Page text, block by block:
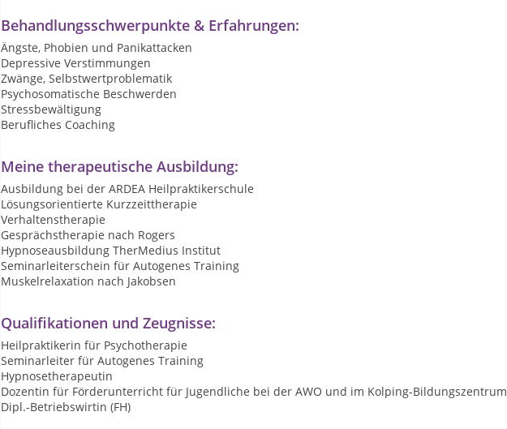
Behandlungsschwerpunkte & Erfahrungen:
Ängste, Phobien und Panikattacken
Depressive Verstimmungen
Zwänge, Selbstwertproblematik
Psychosomatische Beschwerden
Stressbewältigung
Berufliches Coaching
Meine therapeutische Ausbildung:
Ausbildung bei der ARDEA Heilpraktikerschule
Lösungsorientierte Kurzzeittherapie
Verhaltenstherapie
Gesprächstherapie nach Rogers
Hypnoseausbildung TherMedius Institut
Seminarleiterschein für Autogenes Training
Muskelrelaxation nach Jakobsen
Qualifikationen und Zeugnisse:
Heilpraktikerin für Psychotherapie
Seminarleiter für Autogenes Training
Hypnosetherapeutin
Dozentin für Förderunterricht für Jugendliche bei der AWO und im Kolping-Bildungszentrum
Dipl.-Betriebswirtin (FH)